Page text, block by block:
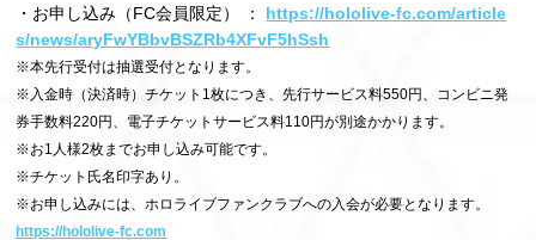
・お申し込み（FC会員限定） ： https://hololive-fc.com/article
s/news/aryFwYBbvBSZRb4XFvF5hSsh
※本先行受付は抽選受付となります。
※入金時（決済時）チケット1枚につき、先行サービス料550円、コンビニ発
券手数料220円、電子チケットサービス料110円が別途かかります。
※お1人様2枚までお申し込み可能です。
※チケット氏名印字あり。
※お申し込みには、ホロライブファンクラブへの入会が必要となります。
https://hololive-fc.com